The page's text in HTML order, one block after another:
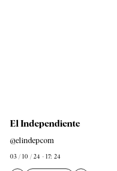
El Independiente
@elindepcom
03 / 10 / 24 - 17: 24